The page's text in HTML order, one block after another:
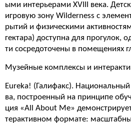
ыми интерьерами XVIII века.
игровую зону Wilderness с
рытий и физическими
гектара) доступна для прогулок,
ти сосредоточены в помещениях
Музейные комплексы и
Eureka! (Галифакс). Национальный
ва, построенный на принципе
ция «All About Me»
терактивном формате: